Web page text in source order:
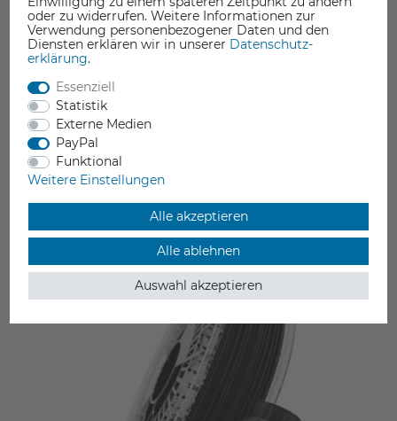
TPU
Einstellbar von 82 A bis 60 A Shore
Drucktemperatur 248 - 252 °C
1.75 mm
45,95 €
inkl. ges. MwSt.
Lieferzeit 5-10 Werktage
oder zu widerrufen. Weitere Informationen zur
Verwendung personenbezogener Daten und den
Diensten erklären wir in unserer Daten­schutz­
erklärung.
Essenziell
Statistik
Externe Medien
PayPal
Funktional
Weitere Einstellungen
Alle akzeptieren
Alle ablehnen
Auswahl akzeptieren